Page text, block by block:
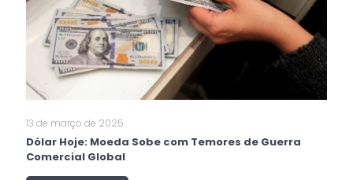
13 de março de 2025
Dólar Hoje: Moeda Sobe com Temores de Guerra
Comercial Global